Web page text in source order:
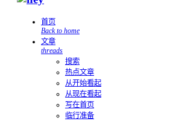
首页
Back to home
文章
threads
搜索
热点文章
从开始看起
从现在看起
写在首页
临行准备